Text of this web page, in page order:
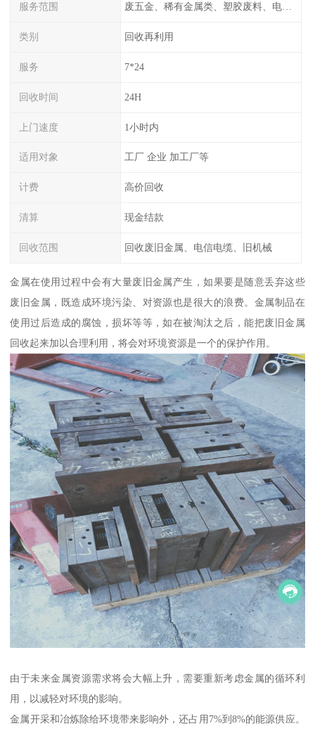
服务范围 废五金、稀有金属类、塑胶废料、电子类等
类别 回收再利用
服务 7*24
回收时间 24H
上门速度 1小时内
适用对象 工厂 企业 加工厂等
计费 高价回收
清算 现金结款
回收范围 回收废旧金属、电信电缆、旧机械
金属在使用过程中会有大量废旧金属产生，如果要是随意丢弃这些
废旧金属，既造成环境污染、对资源也是很大的浪费。金属制品在
使用过后造成的腐蚀，损坏等等，如在被淘汰之后，能把废旧金属
回收起来加以合理利用，将会对环境资源是一个的保护作用。
由于未来金属资源需求将会大幅上升，需要重新考虑金属的循环利
用，以减轻对环境的影响。
金属开采和冶炼除给环境带来影响外，还占用7%到8%的能源供应。